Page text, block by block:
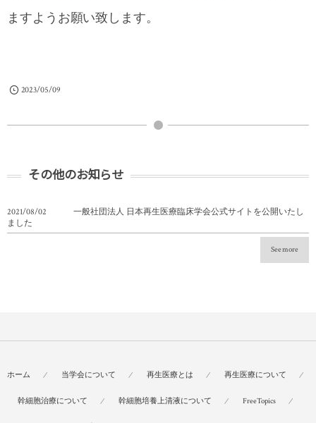
ますようお願い致します。
2023/05/09
その他のお知らせ
2021/08/02
一般社団法人 日本再生医療臨床学会公式サイトを公開いたし
ました
See more
ホーム 当学会について 再生医療とは 再生医療について
幹細胞治療について 幹細胞培養上清液について FreeTopics